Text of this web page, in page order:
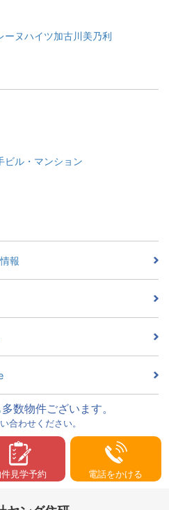
ーヌハイツ加古川美乃利
ビル・マンション
報
数物件ございます。
合わせください。
見学予約 電話をかける